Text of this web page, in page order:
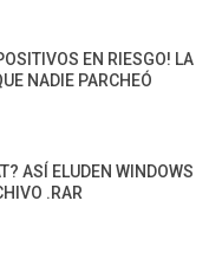
EN RIESGO! LA
NADIE PARCHEÓ
ASÍ ELUDEN WINDOWS
.RAR